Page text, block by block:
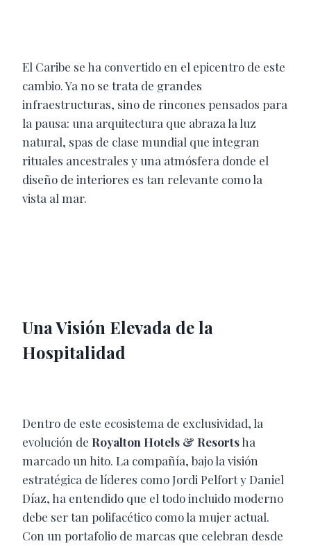
El Caribe se ha convertido en el epicentro de este
cambio. Ya no se trata de grandes
infraestructuras, sino de rincones pensados para
la pausa: una arquitectura que abraza la luz
natural, spas de clase mundial que integran
rituales ancestrales y una atmósfera donde el
diseño de interiores es tan relevante como la
vista al mar.
Una Visión Elevada de la
Hospitalidad
Dentro de este ecosistema de exclusividad, la
evolución de Royalton Hotels & Resortsha
marcado un hito. La compañía, bajo la visión
estratégica de líderes como Jordi Pelfort y Daniel
Díaz, ha entendido que el todo incluido moderno
debe ser tan polifacético como la mujer actual.
Con un portafolio de marcas que celebran desde